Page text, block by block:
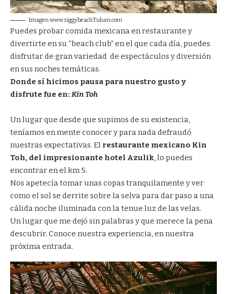
Imagen www.ziggybeachTulum.com
Puedes probar comida mexicana en restaurante y
divertirte en su “beach club” en el que cada día, puedes
disfrutar de gran variedad de espectáculos y diversión
en sus noches temáticas.
Donde sí hicimos pausa para nuestro gusto y
disfrute fue en: Kin Toh
Un lugar que desde que supimos de su existencia,
teníamos en mente conocer y para nada defraudó
nuestras expectativas. El restaurante mexicano Kin
Toh, del impresionante hotel Azulik, lo puedes
encontrar en el km 5.
Nos apetecía tomar unas copas tranquilamente y ver
como el sol se derrite sobre la selva para dar paso a una
cálida noche iluminada con la tenue luz de las velas.
Un lugar que me dejó sin palabras y que merece la pena
descubrir. Conoce nuestra experiencia, en nuestra
próxima entrada.